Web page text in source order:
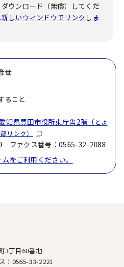
ウンロード（無償）してくだ
しいウィンドウでリンクしま
せ
ること
県豊田市役所東庁舎2階（ とよ
リンク）
ファクス番号：0565-32-2088
をご利用ください。
3丁目60番地
：0565-33-2221